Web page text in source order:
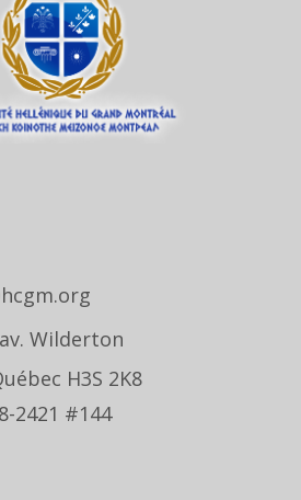
Wilderton
H3S 2K8
2421 #144